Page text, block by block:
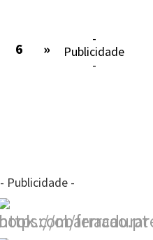
6 »
-
Publicidade
-
- Publicidade -